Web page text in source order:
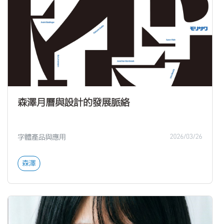
森澤月曆與設計的發展脈絡
字體產品與應用 2026/03/26
森澤